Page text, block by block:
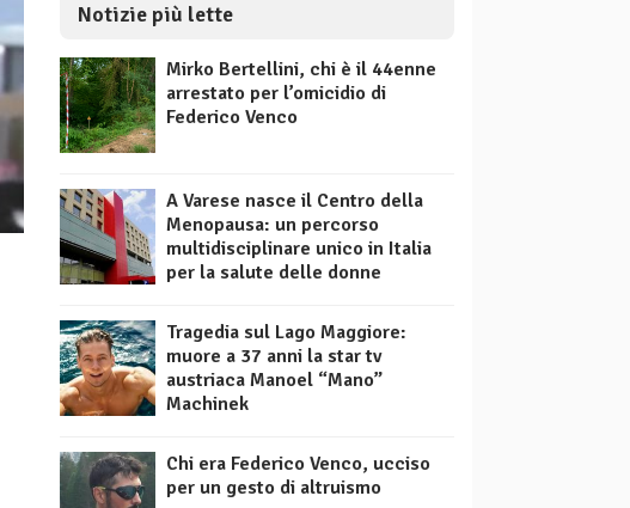
Notizie più lette
Mirko Bertellini, chi è il 44enne
arrestato per l’omicidio di
Federico Venco
A Varese nasce il Centro della
Menopausa: un percorso
multidisciplinare unico in Italia
per la salute delle donne
Tragedia sul Lago Maggiore:
muore a 37 anni la star tv
austriaca Manoel “Mano”
Machinek
Chi era Federico Venco, ucciso
per un gesto di altruismo